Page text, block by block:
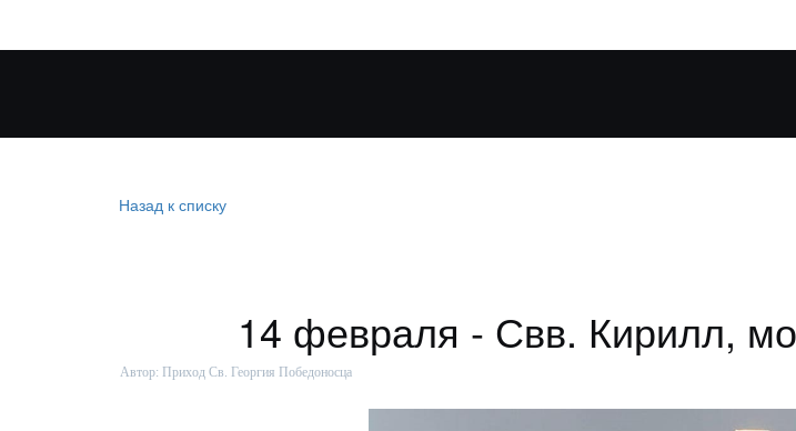
Назад к списку
14 февраля - Свв. Кирилл,
Автор: Приход Св. Георгия Победоносца